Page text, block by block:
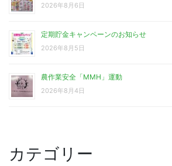
2026年8月6日
定期貯金キャンペーンのお知らせ
2026年8月5日
農作業安全「MMH」運動
2026年8月4日
カテゴリー